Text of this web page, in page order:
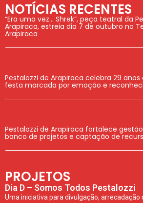
NOTÍCIAS RECENTES
“Era uma vez… Shrek”, peça teatral da
Arapiraca, estreia dia 7 de outubro no
Arapiraca
Pestalozzi de Arapiraca celebra 29
festa marcada por emoção e
Pestalozzi de Arapiraca fortalece
banco de projetos e captação de
PROJETOS
Dia D – Somos Todos Pestalozzi
Uma iniciativa para divulgação,